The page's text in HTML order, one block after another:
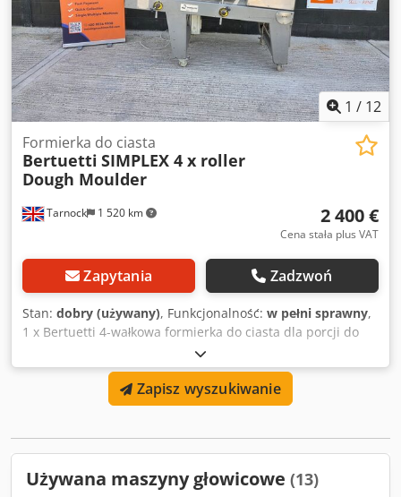
1 / 12
Tarnock 1 520 km
Formierka do ciasta
Bertuetti SIMPLEX 4 x roller
Dough Moulder
2 400 €
Cena stała plus VAT
Zapytania Zadzwoń
Stan: dobry (używany), Funkcjonalność: w pełni sprawny,
1 x Bertuetti 4-wałkowa formierka do ciasta dla porcji do
1500g. Model - SIMPLEX. Credpfx Aoy Aic Tshbjf
Zapisz wyszukiwanie
Używana maszyny głowicowe (13)